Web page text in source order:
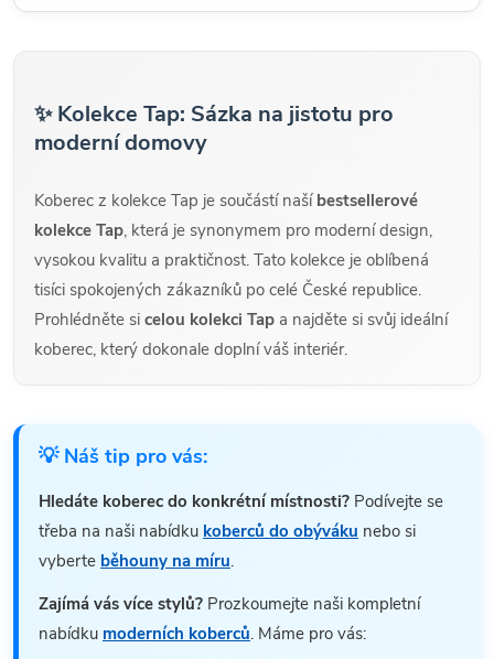
✨ Kolekce Tap: Sázka na jistotu pro
moderní domovy
Koberec z kolekce Tap je součástí naší bestsellerové
kolekce Tap, která je synonymem pro moderní design,
vysokou kvalitu a praktičnost. Tato kolekce je oblíbená
tisíci spokojených zákazníků po celé České republice.
Prohlédněte si celou kolekci Tap a najděte si svůj ideální
koberec, který dokonale doplní váš interiér.
💡 Náš tip pro vás:
Hledáte koberec do konkrétní místnosti? Podívejte se
třeba na naši nabídku koberců do obýváku nebo si
vyberte běhouny na míru.
Zajímá vás více stylů? Prozkoumejte naši kompletní
nabídku moderních koberců. Máme pro vás: